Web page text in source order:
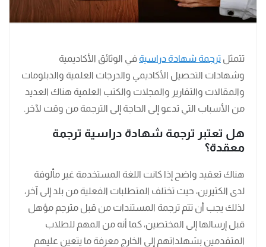
تتمثل ترجمة شهادة دراسية في الوثائق الأكاديمية
وشهادات التحصيل الأكاديمي والدرجات العلمية والدبلومات
والمقالات والتقارير والمجلات والكتب العلمية هناك العديد
من الأسباب التي تدعو إلى الحاجة إلى الترجمة من وقت لآخر.
هل تعتبر ترجمة شهادة دراسية ترجمة
معقدة؟
هناك تعقيد واضح إذا كانت اللغة المستخدمة غير مألوفة
لدى الكثيرين، حيث تختلف المتطلبات الفعلية من بلد إلى آخر،
لذلك يجب أن تتم ترجمة المستندات من قبل مترجم مؤهل
قبل إرسالها إلى المختصين، كما أنه من المهم للطلاب
المتقدمين بشهلداتهم إلى الخارج معرفة ما يتعين عليهم